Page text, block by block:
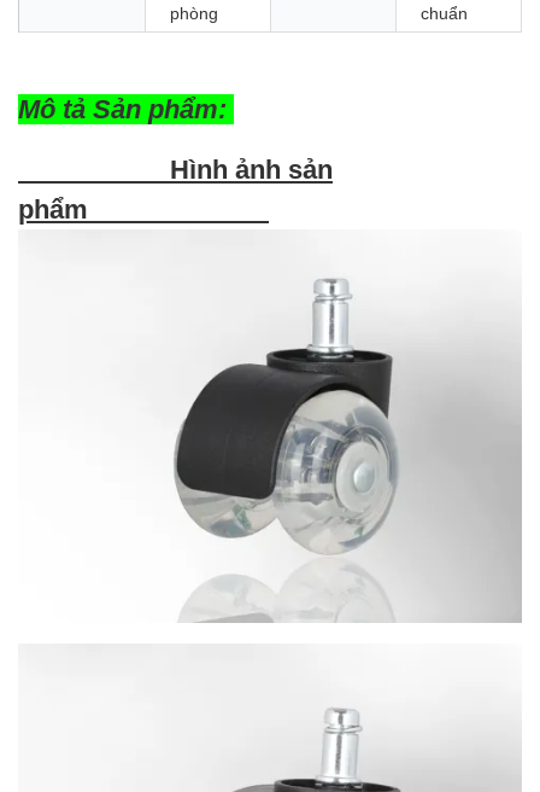
phòng
chuẩn
Mô tả Sản phẩm:
Hình ảnh sản
phẩm